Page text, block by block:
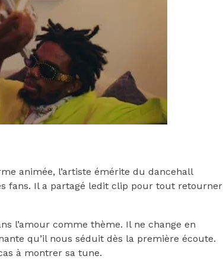
animée, l’artiste émérite du dancehall
fans. Il a partagé ledit clip pour tout retourner
l’amour comme thème. Il ne change en
qu’il nous séduit dès la première écoute.
à montrer sa tune.